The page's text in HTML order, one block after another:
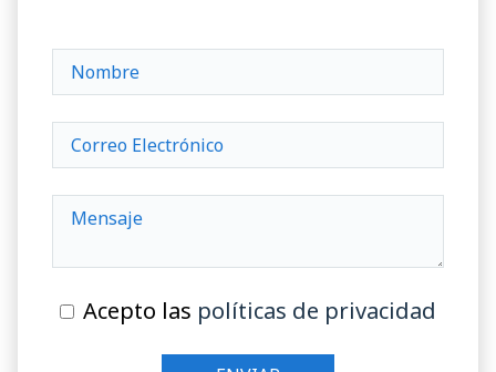
Acepto las políticas de privacidad